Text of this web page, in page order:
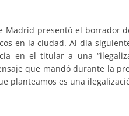
Madrid presentó el borrador
en la ciudad. Al día
en el titular a una
que mandó durante la
planteamos es una